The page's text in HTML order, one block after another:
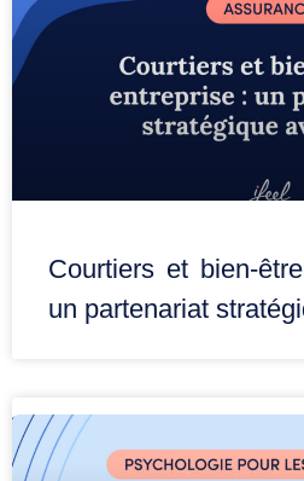
Courtiers et bien-
un partenariat